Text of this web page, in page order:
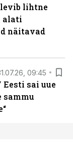
lihtne
alati
näitavad
09:45
sai uue
sammu